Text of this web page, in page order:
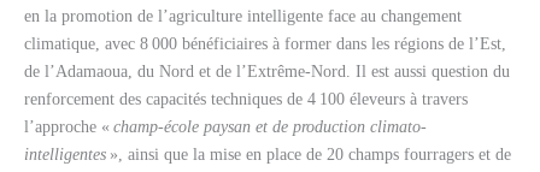
en la promotion de l’agriculture intelligente face au changement
climatique, avec 8 000 bénéficiaires à former dans les régions de l’Est,
de l’Adamaoua, du Nord et de l’Extrême-Nord. Il est aussi question du
renforcement des capacités techniques de 4 100 éleveurs à travers
l’approche « champ-école paysan et de production climato-
intelligentes », ainsi que la mise en place de 20 champs fourragers et de